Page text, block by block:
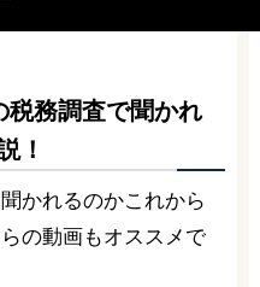
税務調査で聞かれ
！
かれるのかこれから
の動画もオススメで